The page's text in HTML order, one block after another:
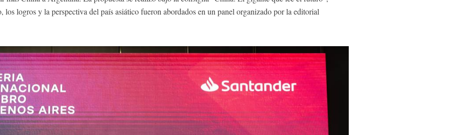
los logros y la perspectiva del país asiático fueron abordados en un panel organizado por la editorial